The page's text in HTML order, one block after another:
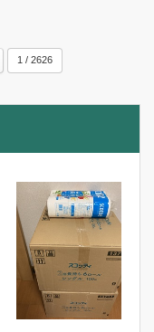
1 / 2626